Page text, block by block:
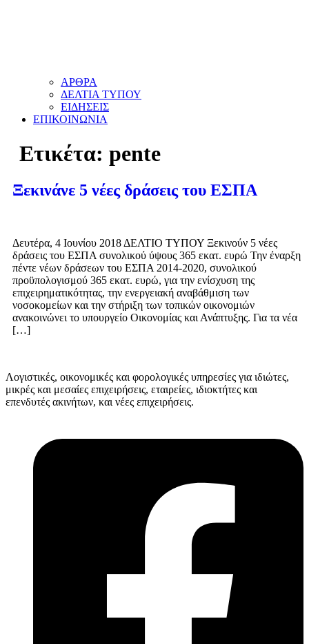
ΑΡΘΡΑ
ΔΕΛΤΙΑ ΤΥΠΟΥ
ΕΙΔΗΣΕΙΣ
ΕΠΙΚΟΙΝΩΝΙΑ
Ετικέτα: pente
Ξεκινάνε 5 νέες δράσεις του ΕΣΠΑ
Δευτέρα, 4 Ιουνίου 2018 ΔΕΛΤΙΟ ΤΥΠΟΥ Ξεκινούν 5 νέες
δράσεις του ΕΣΠΑ συνολικού ύψους 365 εκατ. ευρώ Την έναρξη
πέντε νέων δράσεων του ΕΣΠΑ 2014-2020, συνολικού
προϋπολογισμού 365 εκατ. ευρώ, για την ενίσχυση της
επιχειρηματικότητας, την ενεργειακή αναβάθμιση των
νοσοκομείων και την στήριξη των τοπικών οικονομιών
ανακοινώνει το υπουργείο Οικονομίας και Ανάπτυξης. Για τα νέα
[…]
Λογιστικές, οικονομικές και φορολογικές υπηρεσίες για ιδιώτες,
μικρές και μεσαίες επιχειρήσεις, εταιρείες, ιδιοκτήτες και
επενδυτές ακινήτων, και νέες επιχειρήσεις.